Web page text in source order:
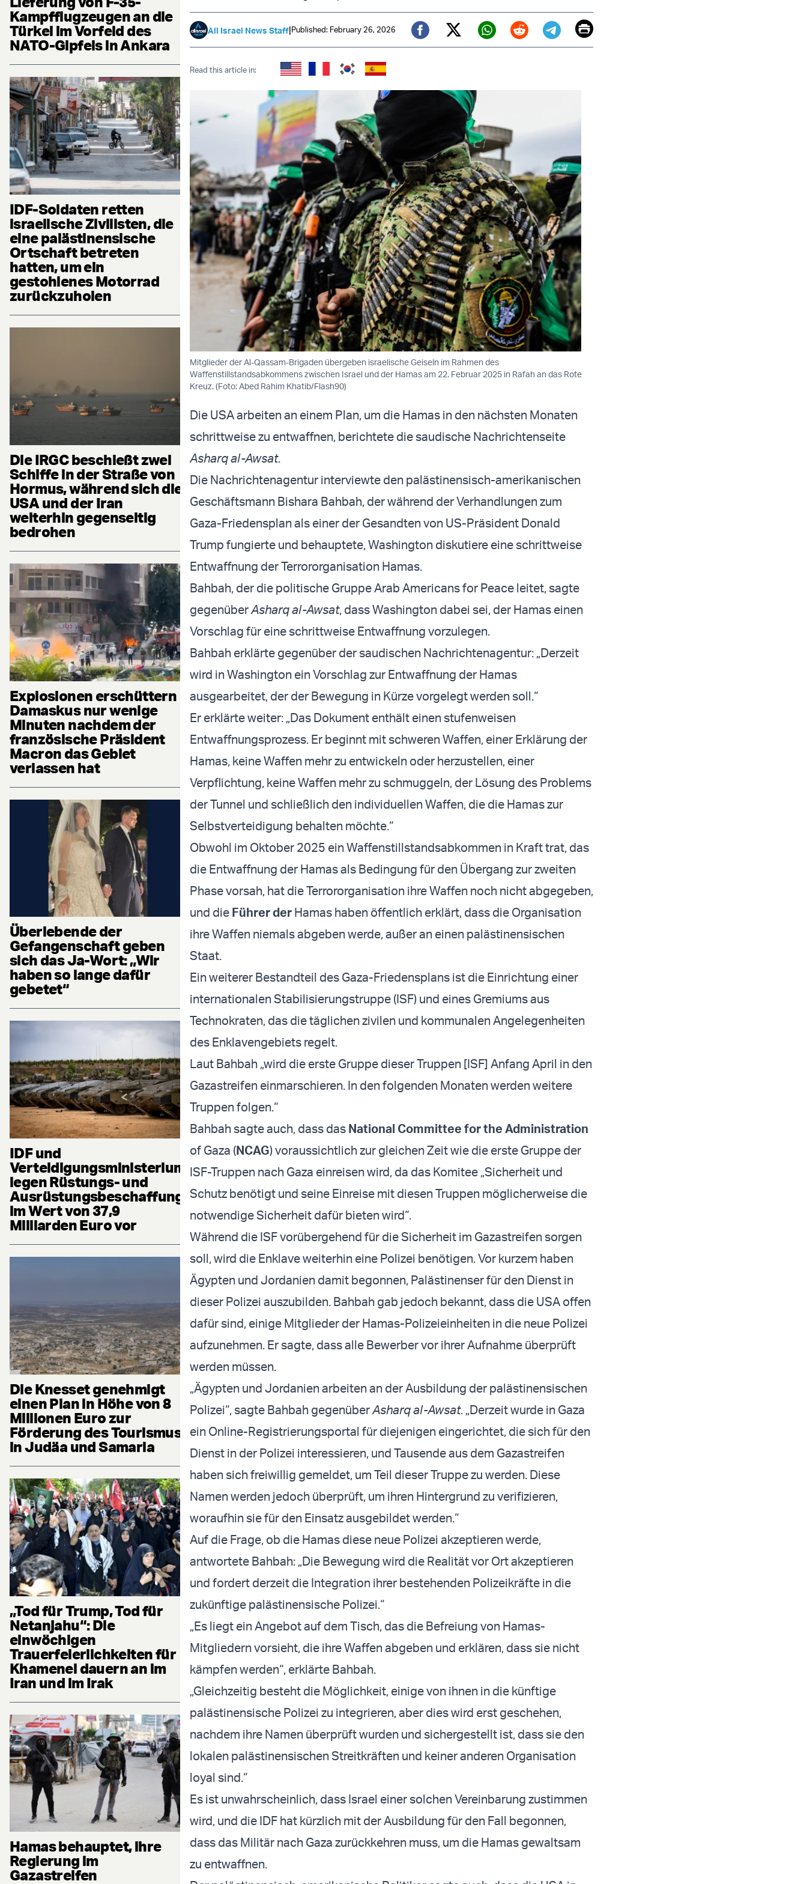
Kampfflugzeugen an die
Türkei im Vorfeld des
NATO-Gipfels in Ankara
IDF-Soldaten retten
israelische Zivilisten, die
eine palästinensische
Ortschaft betreten
hatten, um ein
gestohlenes Motorrad
zurückzuholen
Die IRGC beschießt zwei
Schiffe in der Straße von
Hormus, während sich die
USA und der Iran
weiterhin gegenseitig
bedrohen
Explosionen erschüttern
Damaskus nur wenige
Minuten nachdem der
französische Präsident
Macron das Gebiet
verlassen hat
Überlebende der
Gefangenschaft geben
sich das Ja-Wort: „Wir
haben so lange dafür
gebetet“
IDF und
Verteidigungsministerium
legen Rüstungs- und
Ausrüstungsbeschaffung
im Wert von 37,9
Milliarden Euro vor
Die Knesset genehmigt
einen Plan in Höhe von 8
Millionen Euro zur
Förderung des Tourismus
in Judäa und Samaria
„Tod für Trump, Tod für
Netanjahu“: Die
einwöchigen
Trauerfeierlichkeiten für
Khamenei dauern an im
Iran und im Irak
Hamas behauptet, ihre
Regierung im
Gazastreifen
All Israel News Staff|Published: February 26, 2026
Facebook
Twitter (X)
Whatsapp
RedditTelegram
EmailPrint
Read this article in:
Mitglieder der Al-Qassam-Brigaden übergeben israelische Geiseln im Rahmen des
Waffenstillstandsabkommens zwischen Israel und der Hamas am 22. Februar 2025 in Rafah an das Rote
Kreuz. (Foto: Abed Rahim Khatib/Flash90)
Die USA arbeiten an einem Plan, um die Hamas in den nächsten Monaten
schrittweise zu entwaffnen, berichtete die saudische Nachrichtenseite
Asharq al-Awsat.
Die Nachrichtenagentur interviewte den palästinensisch-amerikanischen
Geschäftsmann Bishara Bahbah, der während der Verhandlungen zum
Gaza-Friedensplan als einer der Gesandten von US-Präsident Donald
Trump fungierte und behauptete, Washington diskutiere eine schrittweise
Entwaffnung der Terrororganisation Hamas.
Bahbah, der die politische Gruppe Arab Americans for Peace leitet, sagte
gegenüberAsharq al-Awsat, dass Washington dabei sei, der Hamas einen
Vorschlag für eine schrittweise Entwaffnung vorzulegen.
Bahbah erklärte gegenüber der saudischen Nachrichtenagentur: „Derzeit
wird in Washington ein Vorschlag zur Entwaffnung der Hamas
ausgearbeitet, der der Bewegung in Kürze vorgelegt werden soll.“
Er erklärte weiter: „Das Dokument enthält einen stufenweisen
Entwaffnungsprozess. Er beginnt mit schweren Waffen, einer Erklärung der
Hamas, keine Waffen mehr zu entwickeln oder herzustellen, einer
Verpflichtung, keine Waffen mehr zu schmuggeln, der Lösung des Problems
der Tunnel und schließlich den individuellen Waffen, die die Hamas zur
Selbstverteidigung behalten möchte.“
Obwohl im Oktober 2025 ein Waffenstillstandsabkommen in Kraft trat, das
die Entwaffnung der Hamas als Bedingung für den Übergang zur zweiten
Phase vorsah, hat die Terrororganisation ihre Waffen noch nicht abgegeben,
und die Führer der Hamas haben öffentlich erklärt, dass die Organisation
ihre Waffen niemals abgeben werde, außer an einen palästinensischen
Staat.
Ein weiterer Bestandteil des Gaza-Friedensplans ist die Einrichtung einer
internationalen Stabilisierungstruppe (ISF) und eines Gremiums aus
Technokraten, das die täglichen zivilen und kommunalen Angelegenheiten
des Enklavengebiets regelt.
Laut Bahbah „wird die erste Gruppe dieser Truppen [ISF] Anfang April in den
Gazastreifen einmarschieren. In den folgenden Monaten werden weitere
Truppen folgen.“
Bahbah sagte auch, dass das National Committee for the Administration
of Gaza (NCAG) voraussichtlich zur gleichen Zeit wie die erste Gruppe der
ISF-Truppen nach Gaza einreisen wird, da das Komitee „Sicherheit und
Schutz benötigt und seine Einreise mit diesen Truppen möglicherweise die
notwendige Sicherheit dafür bieten wird“.
Während die ISF vorübergehend für die Sicherheit im Gazastreifen sorgen
soll, wird die Enklave weiterhin eine Polizei benötigen. Vor kurzem haben
Ägypten und Jordanien damit begonnen, Palästinenser für den Dienst in
dieser Polizei auszubilden. Bahbah gab jedoch bekannt, dass die USA offen
dafür sind, einige Mitglieder der Hamas-Polizeieinheiten in die neue Polizei
aufzunehmen. Er sagte, dass alle Bewerber vor ihrer Aufnahme überprüft
werden müssen.
„Ägypten und Jordanien arbeiten an der Ausbildung der palästinensischen
Polizei“, sagte Bahbah gegenüberAsharq al-Awsat. „Derzeit wurde in Gaza
ein Online-Registrierungsportal für diejenigen eingerichtet, die sich für den
Dienst in der Polizei interessieren, und Tausende aus dem Gazastreifen
haben sich freiwillig gemeldet, um Teil dieser Truppe zu werden. Diese
Namen werden jedoch überprüft, um ihren Hintergrund zu verifizieren,
woraufhin sie für den Einsatz ausgebildet werden.“
Auf die Frage, ob die Hamas diese neue Polizei akzeptieren werde,
antwortete Bahbah: „Die Bewegung wird die Realität vor Ort akzeptieren
und fordert derzeit die Integration ihrer bestehenden Polizeikräfte in die
zukünftige palästinensische Polizei.“
„Es liegt ein Angebot auf dem Tisch, das die Befreiung von Hamas-
Mitgliedern vorsieht, die ihre Waffen abgeben und erklären, dass sie nicht
kämpfen werden“, erklärte Bahbah.
„Gleichzeitig besteht die Möglichkeit, einige von ihnen in die künftige
palästinensische Polizei zu integrieren, aber dies wird erst geschehen,
nachdem ihre Namen überprüft wurden und sichergestellt ist, dass sie den
lokalen palästinensischen Streitkräften und keiner anderen Organisation
loyal sind.“
Es ist unwahrscheinlich, dass Israel einer solchen Vereinbarung zustimmen
wird, und die IDF hat kürzlich mit der Ausbildung für den Fall begonnen,
dass das Militär nach Gaza zurückkehren muss, um die Hamas gewaltsam
zu entwaffnen.